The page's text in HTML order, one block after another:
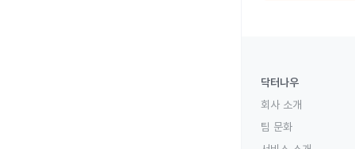
닥터나우
회사 소개
팀 문화